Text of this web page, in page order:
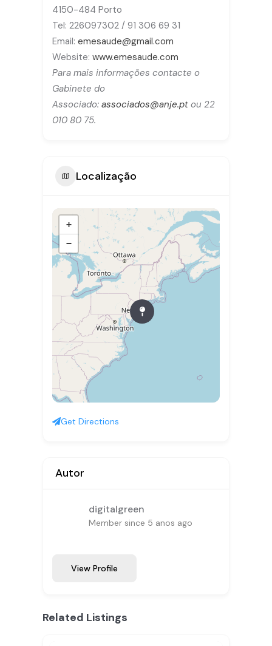
4150-484 Porto
Tel: 226097302 / 91 306 69 31
Email: emesaude@gmail.com
Website: www.emesaude.com
Para mais informações contacte o
Gabinete do
Associado: associados@anje.pt ou 22
010 80 75.
Localização
+
−
Get Directions
Autor
digitalgreen
Member since 5 anos ago
View Profile
Related Listings